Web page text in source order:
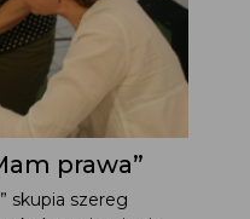
prawa”
skupia szereg